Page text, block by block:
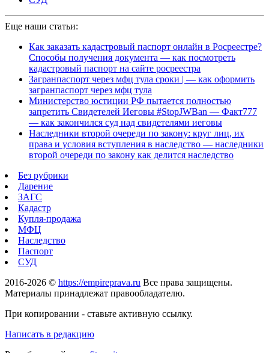
Еще наши статьи:
Как заказать кадастровый паспорт онлайн в Росреестре?
Способы получения документа — как посмотреть
кадастровый паспорт на сайте росреестра
Загранпаспорт через мфц тула сроки | — как оформить
загранпаспорт через мфц тула
Министерство юстиции РФ пытается полностью
запретить Свидетелей Иеговы #StopJWBan — Факт777
— как закончился суд над свидетелями иеговы
Наследники второй очереди по закону: круг лиц, их
права и условия вступления в наследство — наследники
второй очереди по закону как делится наследство
Без рубрики
Дарение
ЗАГС
Кадастр
Купля-продажа
МФЦ
Наследство
Паспорт
СУД
2016-2026 © https://empireprava.ru Все права защищены.
Материалы принадлежат правообладателю.
При копировании - ставьте активную ссылку.
Написать в редакцию